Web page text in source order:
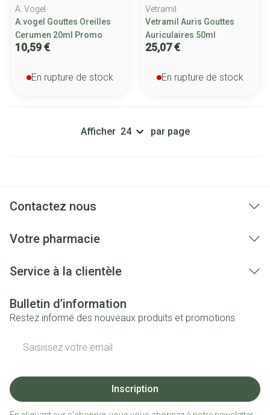
A. Vogel
A.vogel Gouttes Oreilles
Cerumen 20ml Promo
10,59 €
En rupture de stock
Vetramil
Vetramil Auris Gouttes
Auriculaires 50ml
25,07 €
En rupture de stock
Afficher par page
Contactez nous
Votre pharmacie
Service à la clientèle
Bulletin d’information
Restez informé des nouveaux produits et promotions
Inscription